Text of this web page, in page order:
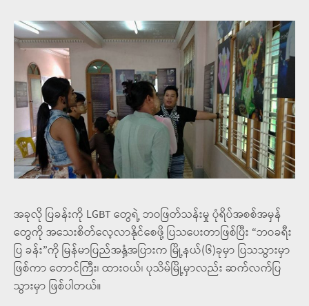
အခုလို ပြခန်းကို LGBT တွေရဲ့ ဘဝဖြတ်သန်းမှု ပုံရိပ်အစစ်အမှန်
တွေကို အသေးစိတ်လေ့လာနိုင်စေဖို့ ပြသပေးတာဖြစ်ပြီး “ဘဝခရီး
ပြ ခန်း”ကို မြန်မာပြည်အနှံ့အပြားက မြို့နယ်(၆)ခုမှာ ပြသသွားမှာ
ဖြစ်ကာ တောင်ကြီး၊ ထားဝယ်၊ ပုသိမ်မြို့မှာလည်း ဆက်လက်ပြ
သွားမှာ ဖြစ်ပါတယ်။